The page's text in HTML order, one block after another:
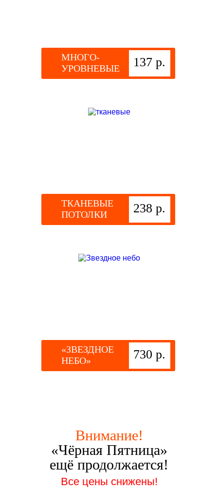
МНОГО-
УРОВНЕВЫЕ
137 р.
ТКАНЕВЫЕ
ПОТОЛКИ
238 р.
«ЗВЕЗДНОЕ
НЕБО»
730 р.
Внимание!
«Чёрная Пятница»
ещё продолжается!
Все цены снижены!